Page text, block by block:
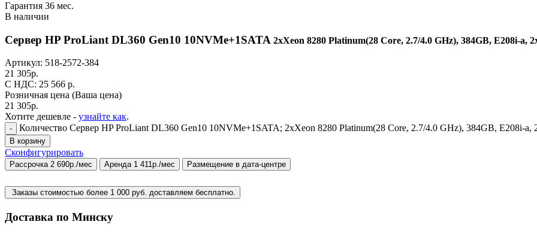
Гарантия 36 мес.
В наличии
Сервер HP ProLiant DL360 Gen10 10NVMe+1SATA 2xXeon 8280 Platinum(28 Core, 2.7/4.0 GHz), 384GB, E208i-a,
Артикул: 518-2572-384
21 305р.
C НДС: 25 566 р.
Розничная цена (Ваша цена)
21 305р.
Хотите дешевле - узнайте как.
- Количество Сервер HP ProLiant DL360 Gen10 10NVMe+1SATA; 2xXeon 8280 Platinum(28 Core, 2.7/4.0 GHz), 384GB, E208i-a,
В корзину
Сконфигурировать
Рассрочка 2 690р./мес Аренда 1 411р./мес Размещение в дата-центре
Заказы стоимостью более 1 000 руб. доставляем бесплатно.
Доставка по Минску